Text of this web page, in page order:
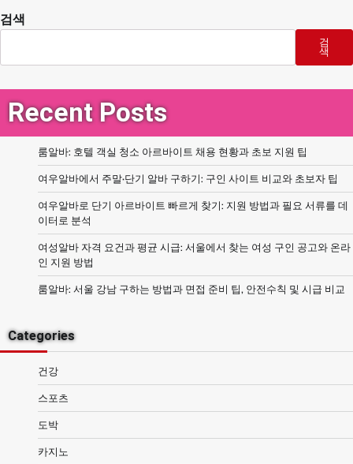
검색
검
색
Recent Posts
룸알바: 호텔 객실 청소 아르바이트 채용 현황과 초보 지원 팁
여우알바에서 주말·단기 알바 구하기: 구인 사이트 비교와 초보자 팁
여우알바로 단기 아르바이트 빠르게 찾기: 지원 방법과 필요 서류를 데
이터로 분석
여성알바 자격 요건과 평균 시급: 서울에서 찾는 여성 구인 공고와 온라
인 지원 방법
룸알바: 서울 강남 구하는 방법과 면접 준비 팁, 안전수칙 및 시급 비교
Categories
건강
스포츠
도박
카지노